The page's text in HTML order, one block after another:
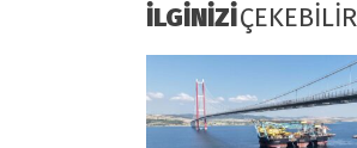
İLGİNİZİÇEKEBİLİR